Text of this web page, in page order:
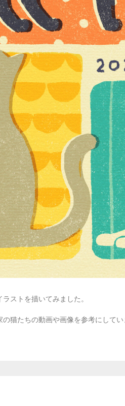
ストを描いてみました。
猫たちの動画や画像を参考にして